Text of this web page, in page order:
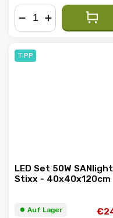
TIPP
LED Set 50W SANlight
Stixx - 40x40x120cm
⏺︎ Auf Lager